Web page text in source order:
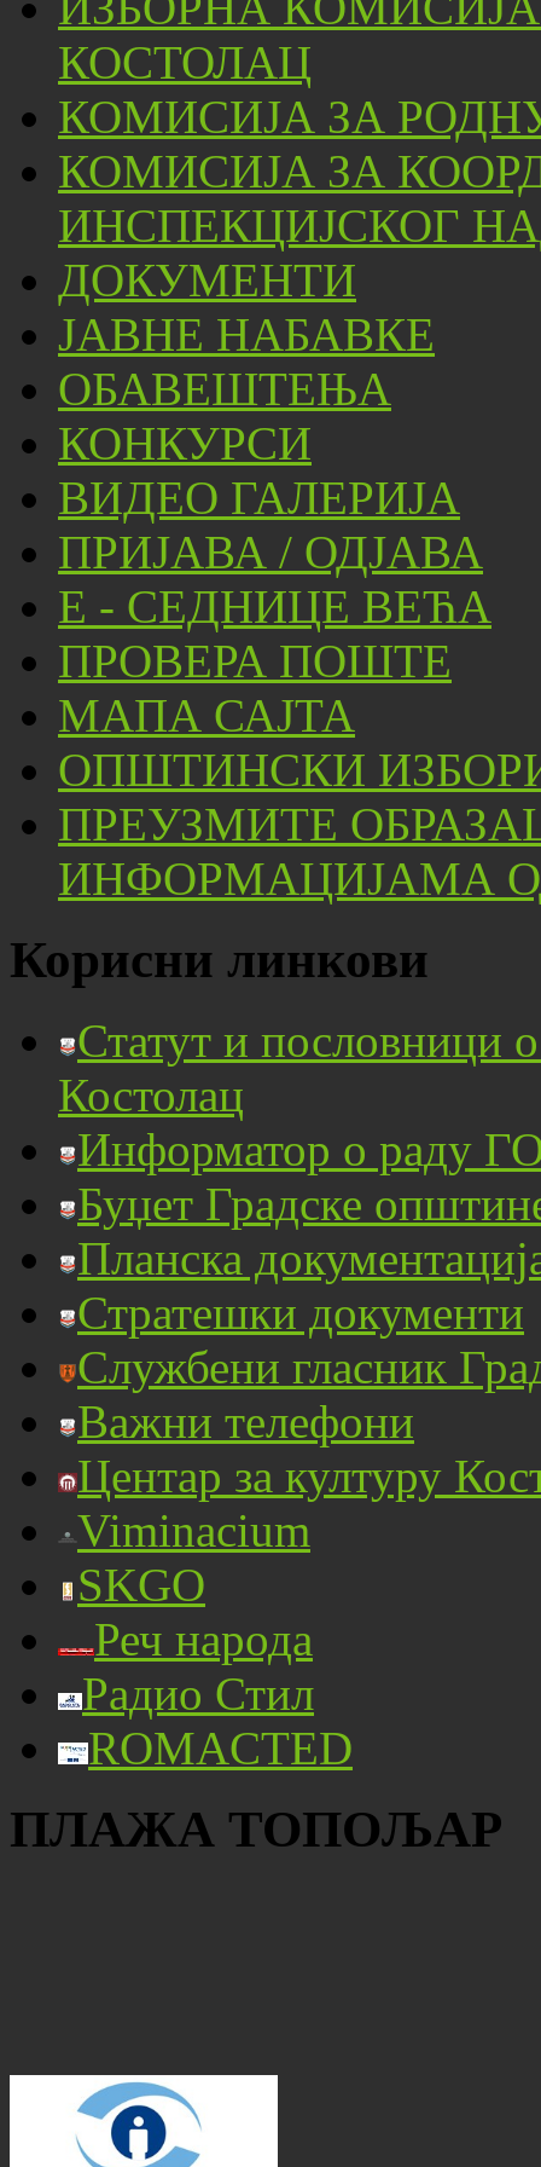
КОСТОЛАЦ
КОМИСИЈА ЗА
КОМИСИЈА ЗА
ИНСПЕКЦИЈСКОГ
ДОКУМЕНТИ
ЈАВНЕ НАБАВКЕ
ОБАВЕШТЕЊА
КОНКУРСИ
ВИДЕО ГАЛЕРИЈА
ПРИЈАВА / ОДЈАВА
Е - СЕДНИЦЕ ВЕЋА
ПРОВЕРА ПОШТЕ
МАПА САЈТА
ОПШТИНСКИ
ПРЕУЗМИТЕ
ИНФОРМАЦИЈАМА
Корисни линкови
Статут и пословници
Костолац
Информатор о раду
Буџет Градске
Планска
Стратешки документи
Службени гласник
Важни телефони
Центар за културу
Viminacium
SKGO
Реч народа
Радио Стил
ROMACTED
ПЛАЖА ТОПОЉАР